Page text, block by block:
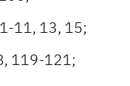
11, 13, 15;
119-121;